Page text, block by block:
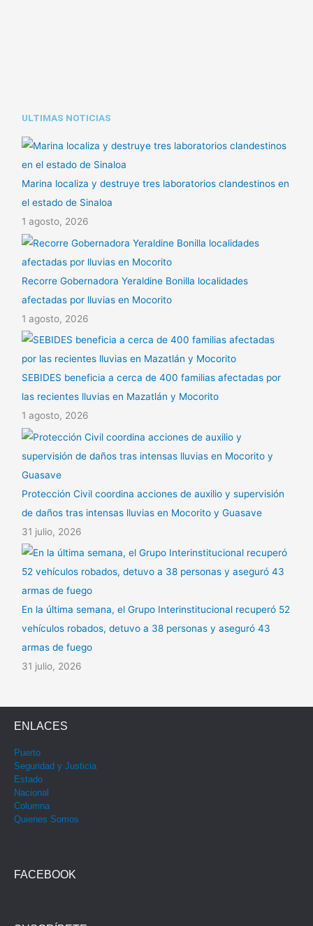
ULTIMAS NOTICIAS
Marina localiza y destruye tres laboratorios clandestinos en
el estado de Sinaloa
1 agosto, 2026
Recorre Gobernadora Yeraldine Bonilla localidades
afectadas por lluvias en Mocorito
1 agosto, 2026
SEBIDES beneficia a cerca de 400 familias afectadas por
las recientes lluvias en Mazatlán y Mocorito
1 agosto, 2026
Protección Civil coordina acciones de auxilio y supervisión
de daños tras intensas lluvias en Mocorito y Guasave
31 julio, 2026
En la última semana, el Grupo Interinstitucional recuperó 52
vehículos robados, detuvo a 38 personas y aseguró 43
armas de fuego
31 julio, 2026
ENLACES
Puerto
Seguridad y Justicia
Estado
Nacional
Columna
Quienes Somos
FACEBOOK